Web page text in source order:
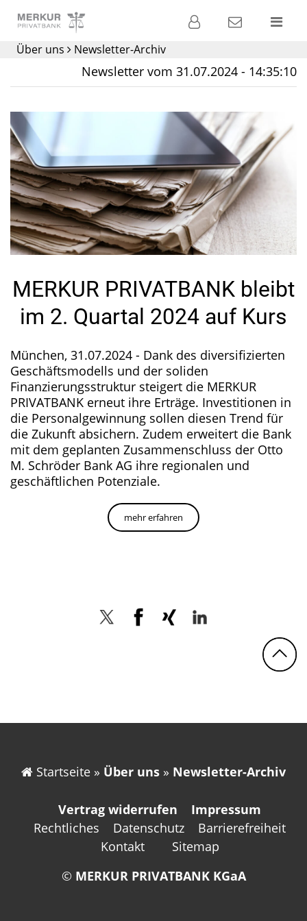
Privatbank für
Geldanlage
Über uns Newsletter-Archiv
Newsletter vom 31.07.2024 - 14:35:10
MERKUR PRIVATBANK bleibt
im 2. Quartal 2024 auf Kurs
München, 31.07.2024 - Dank des diversifizierten
Geschäftsmodells und der soliden
Finanzierungsstruktur steigert die MERKUR
PRIVATBANK erneut ihre Erträge. Investitionen in
die Personalgewinnung sollen diesen Trend für
die Zukunft absichern. Zudem erweitert die Bank
mit dem geplanten Zusammenschluss der Otto
M. Schröder Bank AG ihre regionalen und
geschäftlichen Potenziale.
mehr erfahren
Startseite » Über uns » Newsletter-Archiv
Vertrag widerrufen
Impressum
Rechtliches
Datenschutz
Barrierefreiheit
Kontakt
Sitemap
© MERKUR PRIVATBANK KGaA